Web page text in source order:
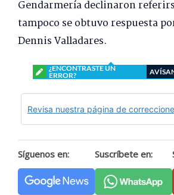
Gendarmería declinaron
tampoco se obtuvo respuesta
Dennis Valladares.
¿ENCONTRASTE UN
ERROR?
Revisa nuestra página de
Síguenos en: Suscríbete en: